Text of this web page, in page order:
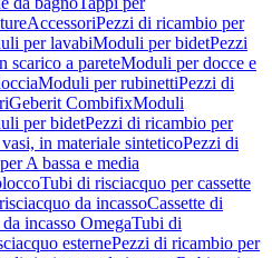
AccessoriPezzi di ricambio per
per lavabiModuli per bidetPezzi
scarico a pareteModuli per docce e
Moduli per rubinettiPezzi di
Geberit CombifixModuli
per bidetPezzi di ricambio per
in materiale sinteticoPezzi di
A bassa e media
Tubi di risciacquo per cassette
da incassoCassette di
incasso OmegaTubi di
esternePezzi di ricambio per